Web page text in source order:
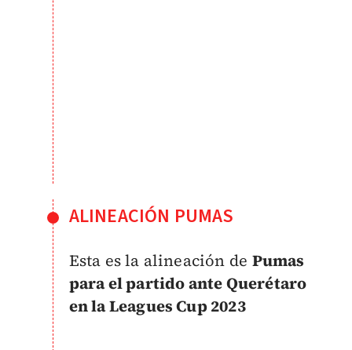
ALINEACIÓN PUMAS
Esta es la alineación de Pumas
para el partido ante Querétaro
en la Leagues Cup 2023